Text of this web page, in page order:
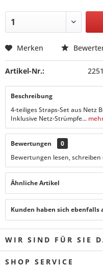
Merken
Artikel-Nr.:
Beschreibung
4-teiliges Straps-Set aus Netz
Inklusive Netz-Strümpfe...
Bewertungen
0
Bewertungen lesen,
Ähnliche Artikel
Kunden haben sich ebenfalls
WIR SIND FÜR SIE
SHOP SERVICE